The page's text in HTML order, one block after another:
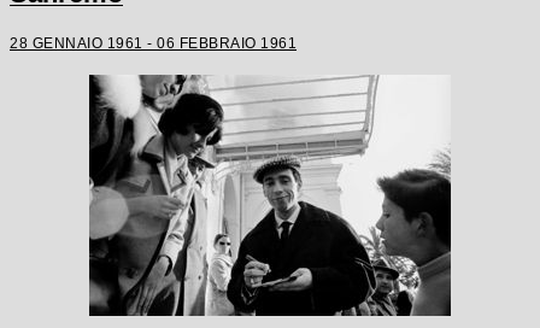
28 GENNAIO 1961 - 06 FEBBRAIO 1961